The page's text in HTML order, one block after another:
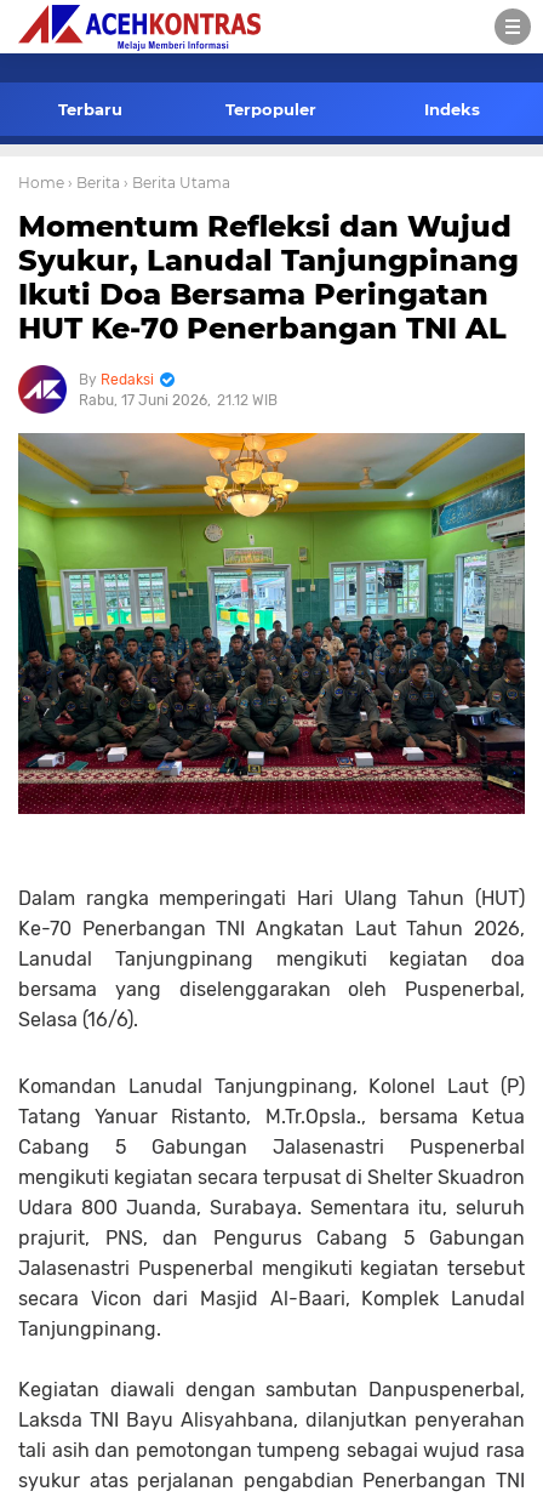
Terbaru Terpopuler Indeks
Home › Berita › Berita Utama
Momentum Refleksi dan Wujud
Syukur, Lanudal Tanjungpinang
Ikuti Doa Bersama Peringatan
HUT Ke-70 Penerbangan TNI AL
Redaksi
Rabu, 17 Juni 2026 21.12 WIB
Dalam rangka memperingati Hari Ulang Tahun (HUT)
Ke-70 Penerbangan TNI Angkatan Laut Tahun 2026,
Lanudal Tanjungpinang mengikuti kegiatan doa
bersama yang diselenggarakan oleh Puspenerbal,
Selasa (16/6).
Komandan Lanudal Tanjungpinang, Kolonel Laut (P)
Tatang Yanuar Ristanto, M.Tr.Opsla., bersama Ketua
Cabang 5 Gabungan Jalasenastri Puspenerbal
mengikuti kegiatan secara terpusat di Shelter Skuadron
Udara 800 Juanda, Surabaya. Sementara itu, seluruh
prajurit, PNS, dan Pengurus Cabang 5 Gabungan
Jalasenastri Puspenerbal mengikuti kegiatan tersebut
secara Vicon dari Masjid Al-Baari, Komplek Lanudal
Tanjungpinang.
Kegiatan diawali dengan sambutan Danpuspenerbal,
Laksda TNI Bayu Alisyahbana, dilanjutkan penyerahan
tali asih dan pemotongan tumpeng sebagai wujud rasa
syukur atas perjalanan pengabdian Penerbangan TNI